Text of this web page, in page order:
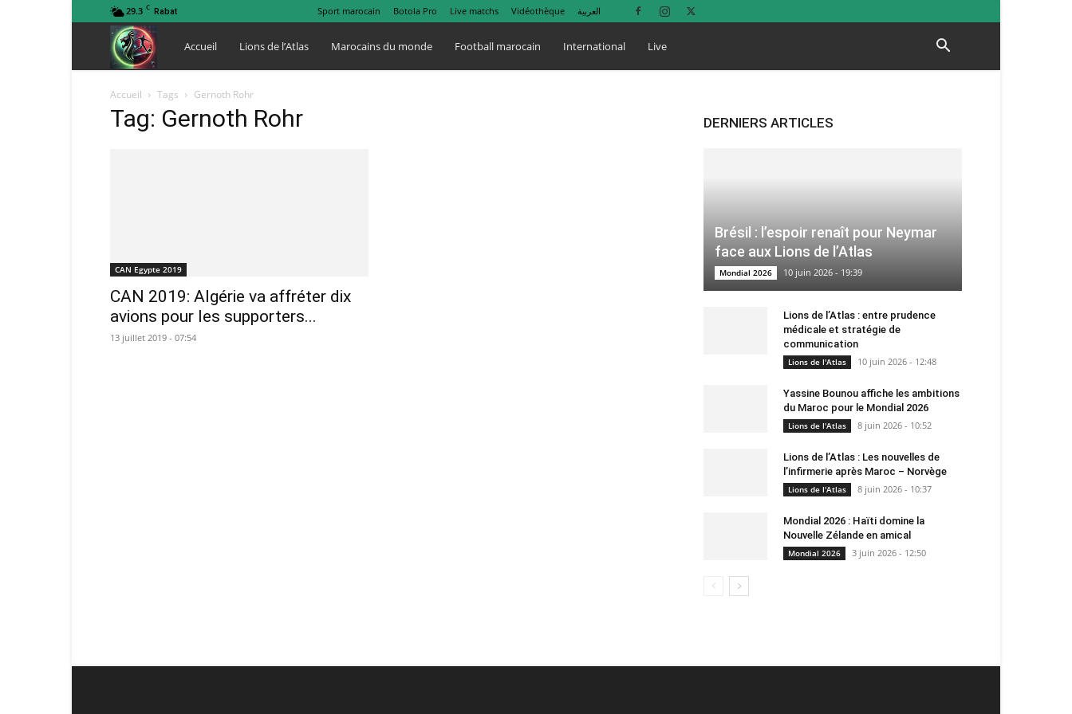
29.3 C Rabat Sport marocain Botola Pro Live matchs Vidéothèque العربية
Lions
de
Accueil Lions de l’Atlas Marocains du monde Football marocain International Live
Accueil Tags Gernoth Rohr
Tag: Gernoth Rohr
CAN Egypte 2019
CAN 2019: Algérie va affréter dix
avions pour les supporters...
13 juillet 2019 - 07:54
DERNIERS ARTICLES
Brésil : l’espoir renaît pour Neymar
face aux Lions de l’Atlas
Mondial 2026 10 juin 2026 - 19:39
Lions de l’Atlas : entre prudence
médicale et stratégie de
communication
Lions de l'Atlas 10 juin 2026 - 12:48
Yassine Bounou affiche les ambitions
du Maroc pour le Mondial 2026
Lions de l'Atlas 8 juin 2026 - 10:52
Lions de l’Atlas : Les nouvelles de
l’infirmerie après Maroc – Norvège
Lions de l'Atlas 8 juin 2026 - 10:37
Mondial 2026 : Haïti domine la
Nouvelle Zélande en amical
Mondial 2026 3 juin 2026 - 12:50